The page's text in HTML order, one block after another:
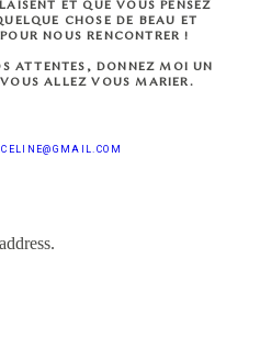
ET QUE VOUS PENSEZ
CHOSE DE BEAU ET
NOUS RENCONTRER !
ATTENTES, DONNEZ MOI UN
ALLEZ VOUS MARIER.